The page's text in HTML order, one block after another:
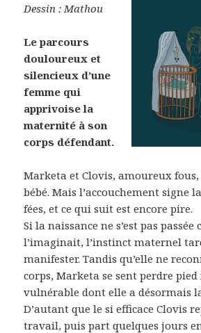
Dessin : Mathou
Le parcours
douloureux et
silencieux d’une
femme qui
apprivoise la
maternité à son
corps défendant.
Marketa et Clovis, amoureux
bébé. Mais l’accouchement signe
fées, et ce qui suit est encore pire.
Si la naissance ne s’est pas
l’imaginait, l’instinct maternel
manifester. Tandis qu’elle ne
corps, Marketa se sent perdre pied
vulnérable dont elle a désormais
D’autant que le si efficace Clovis
travail, puis part quelques jours